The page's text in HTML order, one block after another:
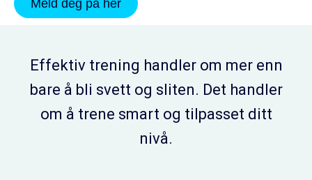
Meld deg på her
Effektiv trening handler om mer enn
bare å bli svett og sliten. Det handler
om å trene smart og tilpasset ditt
nivå.